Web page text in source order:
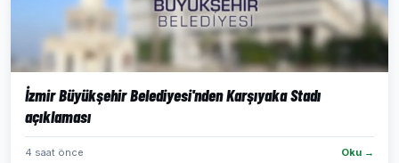
İzmir Büyükşehir Belediyesi'nden Karşıyaka Stadı
açıklaması
4 saat önce Oku →